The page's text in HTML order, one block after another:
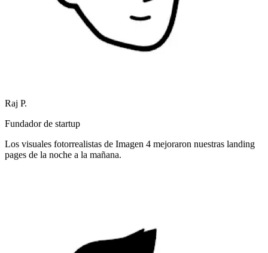
Fundador de startup
Los visuales fotorrealistas de Imagen 4 mejoraron nuestras landing